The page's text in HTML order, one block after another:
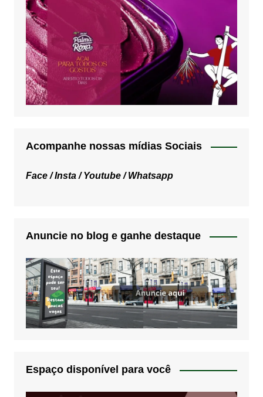
Acompanhe nossas mídias Sociais
Face /Insta /Youtube /Whatsapp
Anuncie no blog e ganhe destaque
Espaço disponível para você